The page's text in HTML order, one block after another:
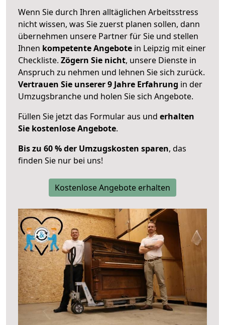
Wenn Sie durch Ihren alltäglichen Arbeitsstress
nicht wissen, was Sie zuerst planen sollen, dann
übernehmen unsere Partner für Sie und stellen
Ihnen kompetente Angebote in Leipzig mit einer
Checkliste. Zögern Sie nicht, unsere Dienste in
Anspruch zu nehmen und lehnen Sie sich zurück.
Vertrauen Sie unserer 9 Jahre Erfahrung in der
Umzugsbranche und holen Sie sich Angebote.
Füllen Sie jetzt das Formular aus und erhalten
Sie kostenlose Angebote.
Bis zu 60 % der Umzugskosten sparen, das
finden Sie nur bei uns!
Kostenlose Angebote erhalten